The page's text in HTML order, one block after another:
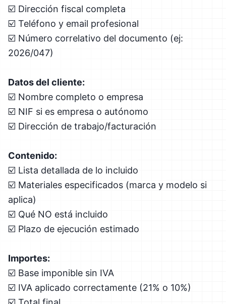
☑️ Dirección fiscal completa
☑️ Teléfono y email profesional
☑️ Número correlativo del documento (ej:
2026/047)
Datos del cliente:
☑️ Nombre completo o empresa
☑️ NIF si es empresa o autónomo
☑️ Dirección de trabajo/facturación
Contenido:
☑️ Lista detallada de lo incluido
☑️ Materiales especificados (marca y modelo si
aplica)
☑️ Qué NO está incluido
☑️ Plazo de ejecución estimado
Importes:
☑️ Base imponible sin IVA
☑️ IVA aplicado correctamente (21% o 10%)